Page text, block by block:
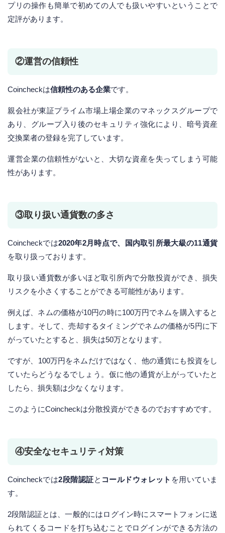
プリの操作も簡単で初めての人でも扱いやすいということで
定評があります。
②運営の信頼性
Coincheckは信頼性のある企業です。
親会社が東証プライム市場上場企業のマネックスグループで
あり、グループ入り後のセキュリティ強化により、暗号資産
交換業者の登録を完了しています。
運営企業の信頼性がないと、大切な資産を失ってしまう可能
性があります。
③取り扱い通貨数の多さ
Coincheckでは2020年2月時点で、国内取引所最大級の11通貨
を取り扱っております。
取り扱い通貨数が多いほど取引所内で分散投資ができ、損失
リスクを小さくすることができる可能性があります。
例えば、ネムの価格が10円の時に100万円でネムを購入すると
します。そして、売却するタイミングでネムの価格が5円に下
がっていたとすると、損失は50万となります。
ですが、100万円をネムだけではなく、他の通貨にも投資をし
ていたらどうなるでしょう。仮に他の通貨が上がっていたと
したら、損失額は少なくなります。
このようにCoincheckは分散投資ができるのでおすすめです。
④安全なセキュリティ対策
Coincheckでは2段階認証と コールドウォレット を用いていま
す。
2段階認証とは、一般的にはログイン時にスマートフォンに送
られてくるコードを打ち込むことでログインができる方法の